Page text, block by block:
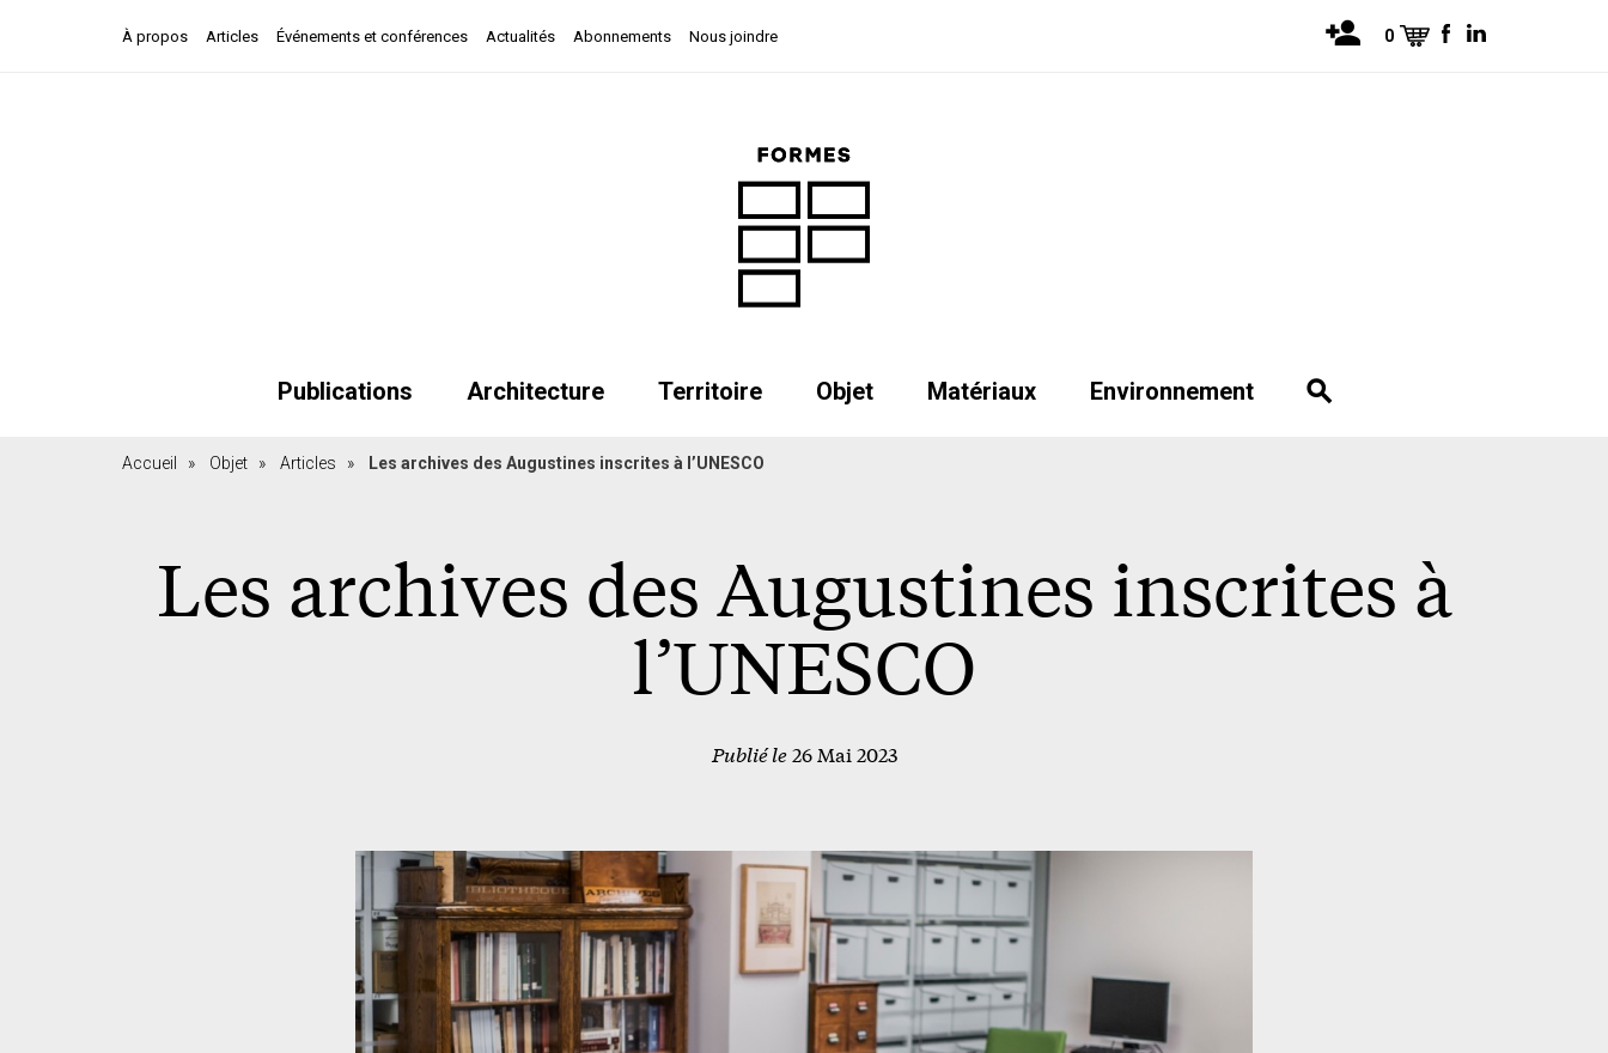
À propos Articles Événements et conférences Actualités Abonnements Nous joindre 0
Publications Architecture Territoire Objet Matériaux Environnement
Accueil » Objet » Articles » Les archives des Augustines inscrites à l’UNESCO
Les archives des Augustines inscrites à
l’UNESCO
Publié le26 Mai 2023